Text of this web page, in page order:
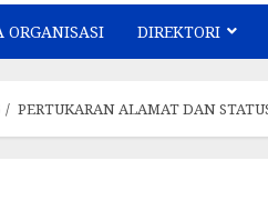
ORGANISASI DIREKTORI
PERTUKARAN ALAMAT DAN